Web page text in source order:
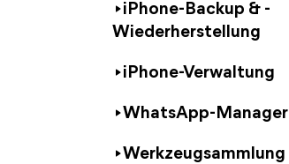
iPhone-Backup & -
Wiederherstellung
iPhone-Verwaltung
WhatsApp-Manager
Werkzeugsammlung